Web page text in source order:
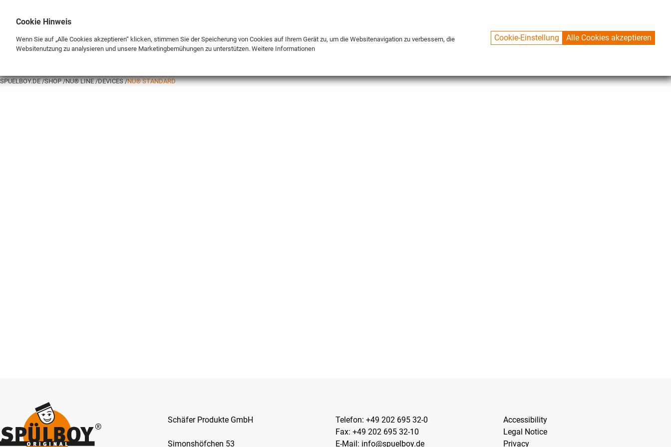
SPUELBOY.DE SHOP NU® LINE DEVICES NU® STANDARD
Schäfer Produkte GmbH
Simonshöfchen 53
Telefon: +49 202 695 32-0
Fax: +49 202 695 32-10
E-Mail: info@spuelboy.de
Accessibility
Legal Notice
Privacy
Cookie Hinweis
Wenn Sie auf „Alle Cookies akzeptieren“ klicken, stimmen Sie der Speicherung von Cookies auf Ihrem Gerät zu, um die Websitenavigation zu verbessern, die
Websitenutzung zu analysieren und unsere Marketingbemühungen zu unterstützen. Weitere Informationen
Cookie-Einstellung Alle Cookies akzeptieren